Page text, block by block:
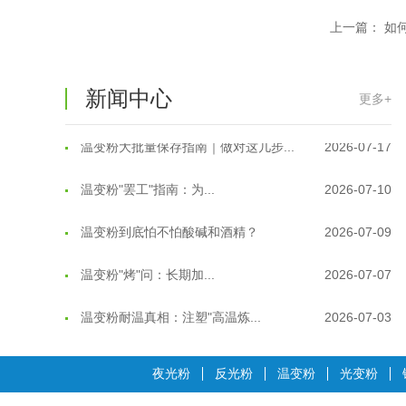
上一篇：如
新闻中心 更多+
温变粉保质期有多久？开封后如何保...
夜光粉 反光粉 温变粉 光变粉